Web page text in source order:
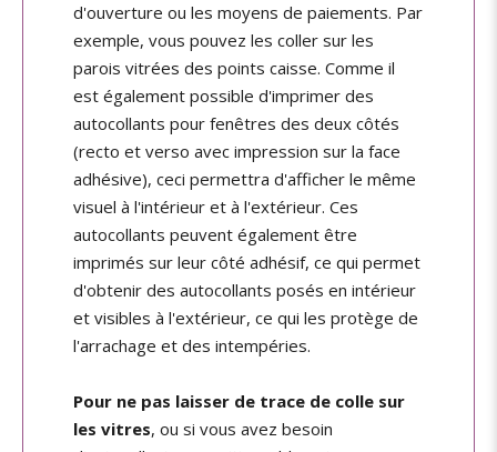
d'ouverture ou les moyens de paiements. Par
exemple, vous pouvez les coller sur les
parois vitrées des points caisse. Comme il
est également possible d'imprimer des
autocollants pour fenêtres des deux côtés
(recto et verso avec impression sur la face
adhésive), ceci permettra d'afficher le même
visuel à l'intérieur et à l'extérieur. Ces
autocollants peuvent également être
imprimés sur leur côté adhésif, ce qui permet
d'obtenir des autocollants posés en intérieur
et visibles à l'extérieur, ce qui les protège de
l'arrachage et des intempéries.
Pour ne pas laisser de trace de colle sur
les vitres, ou si vous avez besoin